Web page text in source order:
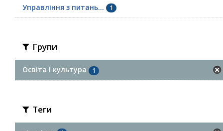
Управління з питань... 1
Групи
Освіта і культура 1
Теги